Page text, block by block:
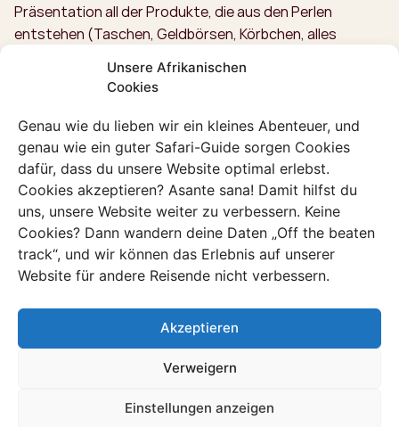
Unsere Afrikanischen
Cookies
Genau wie du lieben wir ein kleines Abenteuer, und
genau wie ein guter Safari-Guide sorgen Cookies
dafür, dass du unsere Website optimal erlebst.
Cookies akzeptieren? Asante sana! Damit hilfst du
uns, unsere Website weiter zu verbessern. Keine
Cookies? Dann wandern deine Daten „Off the beaten
track“, und wir können das Erlebnis auf unserer
Website für andere Reisende nicht verbessern.
Akzeptieren
Verweigern
Einstellungen anzeigen
Präsentation all der Produkte, die aus den Perlen
entstehen (Taschen, Geldbörsen, Körbchen, alles
Strohmatte sitzen wir da wie verwunderte Kleinkinder
Schneidemaschine in hauchdünne Streifen geschnitten
wird. Danach zeigt uns Suzan, wie es geht: Geschickt
taucht sie den Papierstreifen in ein Schälchen mit Leim
und rollt ihn um ein kleines Metallstäbchen. Keine Minute
später hält sie lachend eine perfekte Perle hoch. Sieht
kinderleicht aus, also gehen wir voller Selbstvertrauen
ans Werk.
voller klebrigem Leim, und meine Fingerkuppen wirken viel
zu dick, um das winzige Stück Papier präzise aufzurollen.
Nach sechs Minuten haben wir alle unsere ersten Perlen
fertig, die allerdings eher nach knallgrünen Mäusekötteln
aussehen. Doch nach ein paar Versuchen werden die